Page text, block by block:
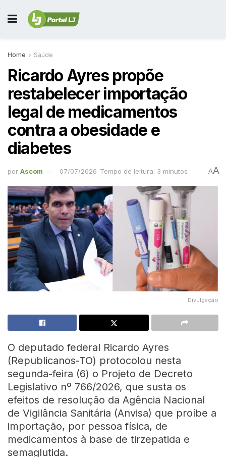
Home Saúde
Ricardo Ayres propõe
restabelecer importação
legal de medicamentos
contra a obesidade e
diabetes
por Ascom 07/07/2026 Tempo de leitura: 3 minutos AA
Divulgação
O deputado federal Ricardo Ayres
(Republicanos-TO) protocolou nesta
segunda-feira (6) o Projeto de Decreto
Legislativo nº 766/2026, que susta os
efeitos de resolução da Agência Nacional
de Vigilância Sanitária (Anvisa) que proíbe a
importação, por pessoa física, de
medicamentos à base de tirzepatida e
semaglutida.